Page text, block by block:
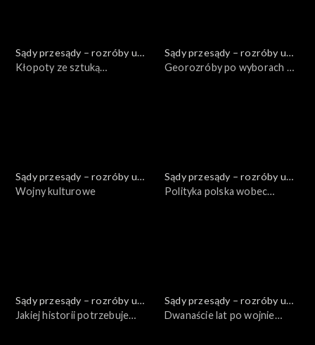
Sądy przesądy – rozróby u
Kuby
Kłopoty ze sztuką
Sądy przesądy – rozróby u
Kuby
Georozróby po wyborach w
Sądy przesądy – rozróby u
Kuby
Wojny kulturowe
Sądy przesądy – rozróby u
Kuby
Polityka polska wobec
Sądy przesądy – rozróby u
Kuby
Jakiej historii potrzebuje
Sądy przesądy – rozróby u
Kuby
Dwanaście lat po wojnie